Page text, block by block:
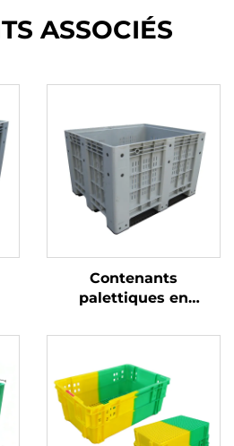
ASSOCIÉS
Contenants
palettiques en
pour une logistique et